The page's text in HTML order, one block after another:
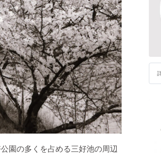
園の多くを占める三好池の周辺